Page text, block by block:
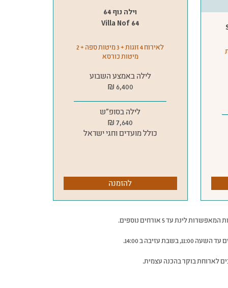
וילה נוף 64
Villa Nof 64
לאירוח 4 זוגות + 3 מיטות ספה + 2
מיטות כורסא
לילה באמצע השבוע
6,400 ₪
לילה בסופ״ש
7,640 ₪
כולל מועדים וחגי ישראל
להזמנה
לארוחת בוקר בהכנה עצמית.